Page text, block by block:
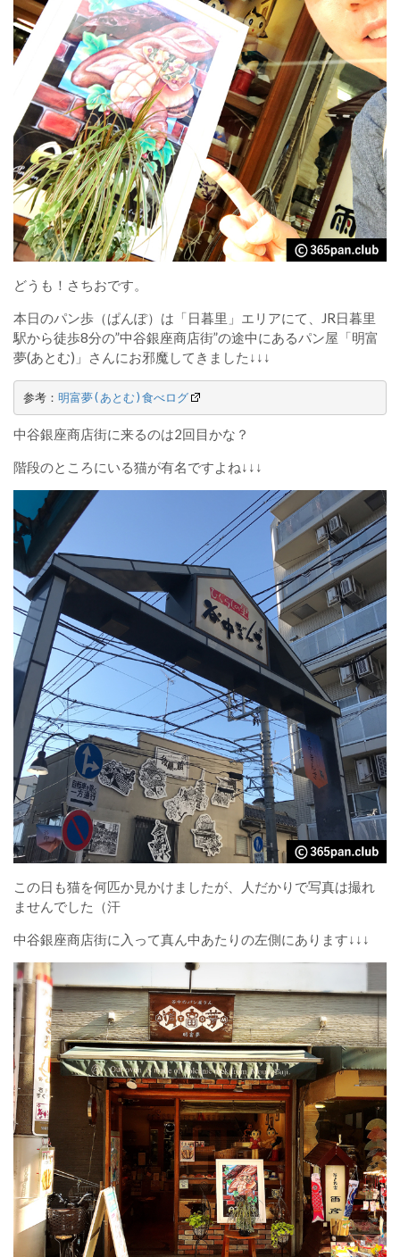
どうも！さちおです。
本日のパン歩（ぱんぽ）は「日暮里」エリアにて、JR日暮里
駅から徒歩8分の”中谷銀座商店街”の途中にあるパン屋「明富
夢(あとむ)」さんにお邪魔してきました↓↓↓
参考： 明富夢(あとむ)食べログ
中谷銀座商店街に来るのは2回目かな？
階段のところにいる猫が有名ですよね↓↓↓
この日も猫を何匹か見かけましたが、人だかりで写真は撮れ
ませんでした（汗
中谷銀座商店街に入って真ん中あたりの左側にあります↓↓↓